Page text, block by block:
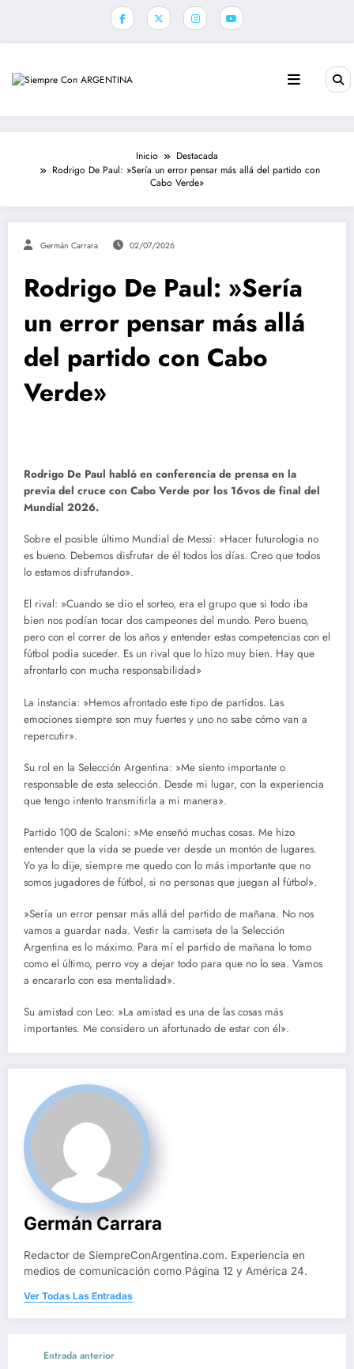
Inicio
Destacada
Rodrigo De Paul: »Sería un error pensar más allá del partido con
Cabo Verde»
Germán Carrara 02/07/2026
Rodrigo De Paul: »Sería
un error pensar más allá
del partido con Cabo
Verde»
Rodrigo De Paul habló en conferencia de prensa en la
previa del cruce con Cabo Verde por los 16vos de final del
Mundial 2026.
Sobre el posible último Mundial de Messi: »Hacer futurologia no
es bueno. Debemos disfrutar de él todos los días. Creo que todos
lo estamos disfrutando».
El rival: »Cuando se dio el sorteo, era el grupo que si todo iba
bien nos podían tocar dos campeones del mundo. Pero bueno,
pero con el correr de los años y entender estas competencias con el
fútbol podia suceder. Es un rival que lo hizo muy bien. Hay que
afrontarlo con mucha responsabilidad»
La instancia: »Hemos afrontado este tipo de partidos. Las
emociones siempre son muy fuertes y uno no sabe cómo van a
repercutir».
Su rol en la Selección Argentina: »Me siento importante o
responsable de esta selección. Desde mi lugar, con la experiencia
que tengo intento transmitirla a mi manera».
Partido 100 de Scaloni: »Me enseñó muchas cosas. Me hizo
entender que la vida se puede ver desde un montón de lugares.
Yo ya lo dije, siempre me quedo con lo más importante que no
somos jugadores de fútbol, si no personas que juegan al fútbol».
»Sería un error pensar más allá del partido de mañana. No nos
vamos a guardar nada. Vestir la camiseta de la Selección
Argentina es lo máximo. Para mí el partido de mañana lo tomo
como el último, perro voy a dejar todo para que no lo sea. Vamos
a encararlo con esa mentalidad».
Su amistad con Leo: »La amistad es una de las cosas más
importantes. Me considero un afortunado de estar con él».
Germán Carrara
Redactor de SiempreConArgentina.com. Experiencia en
medios de comunicación como Página 12 y América 24.
Ver Todas Las Entradas
Entrada anterior